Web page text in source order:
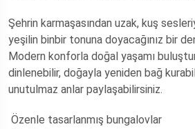
Şehrin karmaşasından uzak, kuş
yeşilin binbir tonuna doyacağınız bir
Modern konforla doğal yaşamı
dinlenebilir, doğayla yeniden bağ
unutulmaz anlar paylaşabilirsiniz.
Özenle tasarlanmış bungalovlar